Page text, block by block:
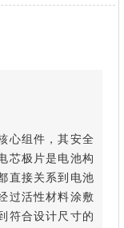
心组件，其安全
芯极片是电池构
直接关系到电池
过活性材料涂敷
符合设计尺寸的